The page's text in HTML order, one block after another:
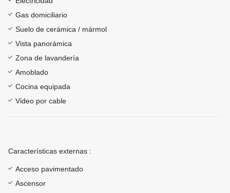
Gas domiciliario
Suelo de cerámica / mármol
Vista panorámica
Zona de lavandería
Amoblado
Cocina equipada
Video por cable
Características externas :
Acceso pavimentado
Ascensor